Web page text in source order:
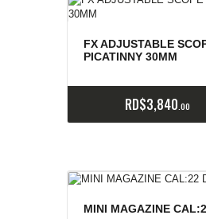
FX ADJUSTABLE
PICATINNY 30MM
RD$3,840 00
MINI MAGAZINE